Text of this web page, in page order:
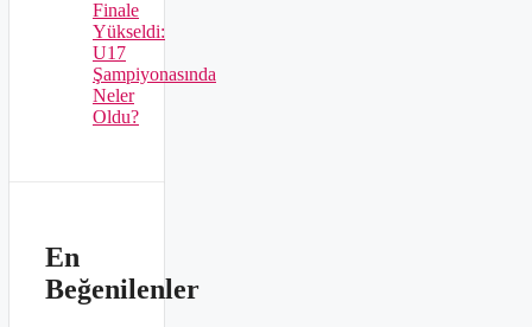
Finale
Yükseldi:
U17
Şampiyonasında
Neler
Oldu?
En
Beğenilenler